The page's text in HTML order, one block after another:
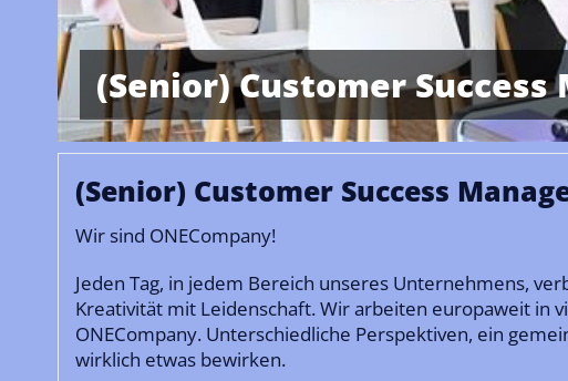
(Senior) Customer
(Senior) Customer Success
Wir sind ONECompany!
Jeden Tag, in jedem Bereich unseres Unternehmens,
Kreativität mit Leidenschaft. Wir arbeiten europaweit in
ONECompany. Unterschiedliche Perspektiven, ein
wirklich etwas bewirken.